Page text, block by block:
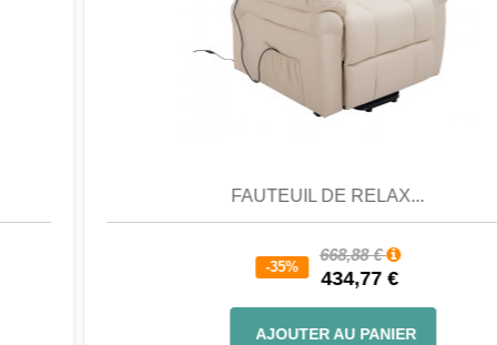
FAUTEUIL DE RELAX...
668,88 €
434,77 €
AJOUTER AU PANIER